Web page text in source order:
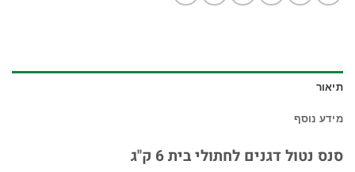
תיאור
מידע נוסף
סנס נטול דגנים לחתולי בית 6 ק"ג